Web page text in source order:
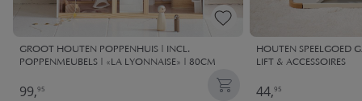
GROOT HOUTEN POPPENHUIS | INCL.
POPPENMEUBELS | «LA LYONNAISE» | 80CM
99,95
HOUTEN SPEELGOED
LIFT & ACCESSOIRES
44,95